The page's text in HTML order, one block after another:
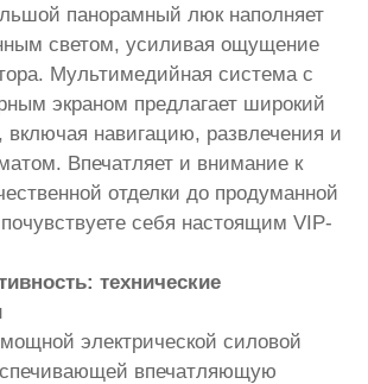
панорамный люк наполняет
светом, усиливая ощущение
Мультимедийная система с
экраном предлагает широкий
включая навигацию, развлечения и
Впечатляет и внимание к
отделки до продуманной
себя настоящим VIP-
технические
электрической силовой
впечатляющую